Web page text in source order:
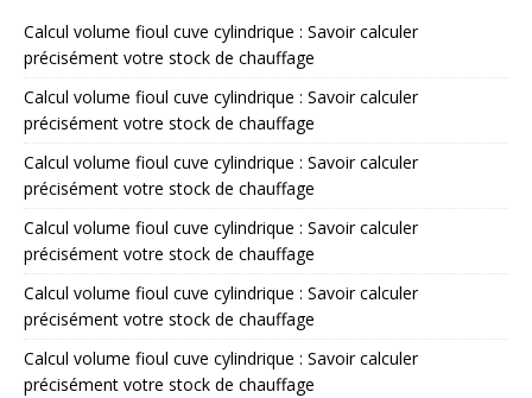
Calcul volume fioul cuve cylindrique : Savoir calculer
précisément votre stock de chauffage
Calcul volume fioul cuve cylindrique : Savoir calculer
précisément votre stock de chauffage
Calcul volume fioul cuve cylindrique : Savoir calculer
précisément votre stock de chauffage
Calcul volume fioul cuve cylindrique : Savoir calculer
précisément votre stock de chauffage
Calcul volume fioul cuve cylindrique : Savoir calculer
précisément votre stock de chauffage
Calcul volume fioul cuve cylindrique : Savoir calculer
précisément votre stock de chauffage